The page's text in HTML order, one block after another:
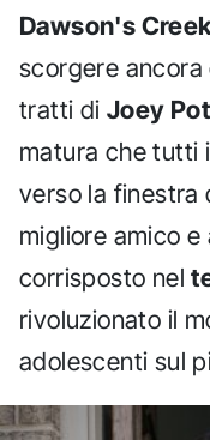
Dawson's
scorgere
tratti diJoey
matura che tutti
verso la finestra
migliore amico e
corrisposto nel
rivoluzionato il
adolescenti sul